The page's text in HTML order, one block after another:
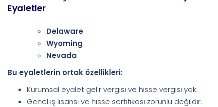
Eyaletler
Delaware
Wyoming
Nevada
Bu eyaletlerin ortak özellikleri:
Kurumsal eyalet gelir vergisi ve hisse vergisi yok.
Genel iş lisansı ve hisse sertifikası zorunlu değildir.